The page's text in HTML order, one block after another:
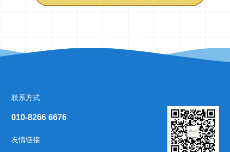
联系方式
010‑8266 6676
友情链接